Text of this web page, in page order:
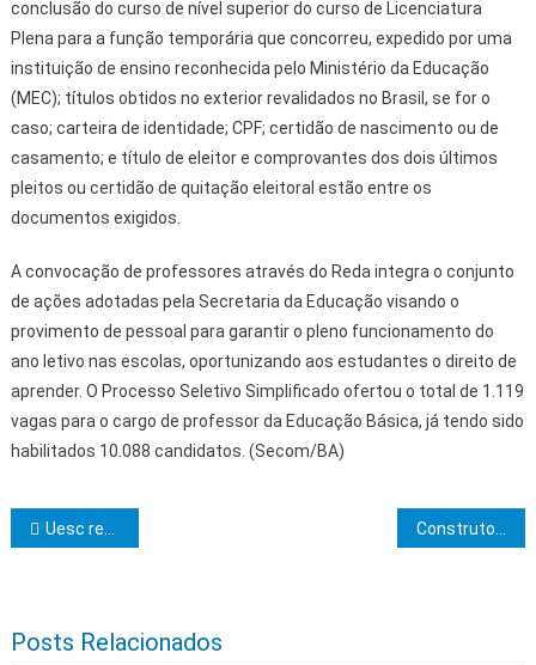
conclusão do curso de nível superior do curso de Licenciatura
Plena para a função temporária que concorreu, expedido por uma
instituição de ensino reconhecida pelo Ministério da Educação
(MEC); títulos obtidos no exterior revalidados no Brasil, se for o
caso; carteira de identidade; CPF; certidão de nascimento ou de
casamento; e título de eleitor e comprovantes dos dois últimos
pleitos ou certidão de quitação eleitoral estão entre os
documentos exigidos.
A convocação de professores através do Reda integra o conjunto
de ações adotadas pela Secretaria da Educação visando o
provimento de pessoal para garantir o pleno funcionamento do
ano letivo nas escolas, oportunizando aos estudantes o direito de
aprender. O Processo Seletivo Simplificado ofertou o total de 1.119
vagas para o cargo de professor da Educação Básica, já tendo sido
habilitados 10.088 candidatos. (Secom/BA)
Navegação de Post
Uesc retoma parceria para revitalização da Maramata
Posts Relacionados